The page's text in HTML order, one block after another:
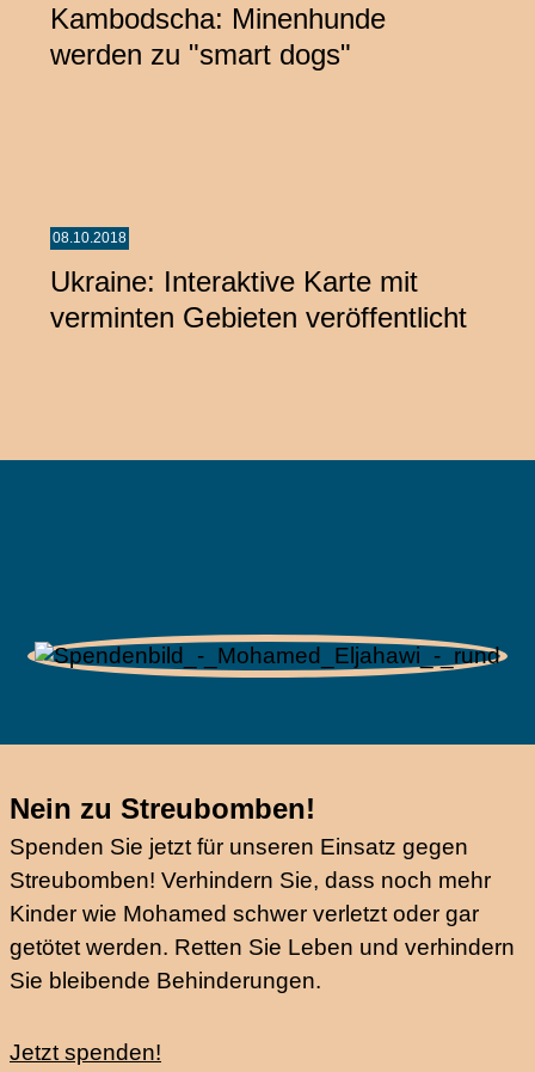
Kambodscha: Minenhunde
werden zu "smart dogs"
08.10.2018
Ukraine: Interaktive Karte mit
verminten Gebieten veröffentlicht
Nein zu Streubomben!
Spenden Sie jetzt für unseren Einsatz gegen
Streubomben! Verhindern Sie, dass noch mehr
Kinder wie Mohamed schwer verletzt oder gar
getötet werden. Retten Sie Leben und verhindern
Sie bleibende Behinderungen.
Jetzt spenden!